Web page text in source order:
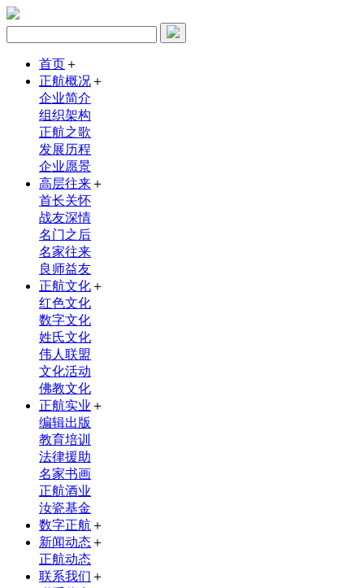
首页＋
正航概况＋
企业简介
组织架构
正航之歌
发展历程
企业愿景
高层往来＋
首长关怀
战友深情
名门之后
名家往来
良师益友
正航文化＋
红色文化
数字文化
姓氏文化
伟人联盟
文化活动
佛教文化
正航实业 ＋
编辑出版
教育培训
法律援助
名家书画
正航酒业
汝瓷基金
数字正航 ＋
新闻动态＋
正航动态
联系我们 ＋